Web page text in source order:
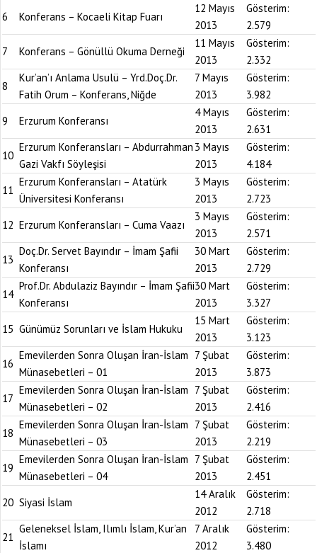
6
Konferans – Kocaeli Kitap Fuarı
12 Mayıs
2013
Gösterim:
2.579
7
Konferans – Gönüllü Okuma Derneği
11 Mayıs
2013
Gösterim:
2.332
8
Kur’an’ı Anlama Usulü – Yrd.Doç.Dr.
Fatih Orum – Konferans, Niğde
7 Mayıs
2013
Gösterim:
3.982
9
Erzurum Konferansı
4 Mayıs
2013
Gösterim:
2.631
10
Erzurum Konferansları – Abdurrahman
Gazi Vakfı Söyleşisi
3 Mayıs
2013
Gösterim:
4.184
11
Erzurum Konferansları – Atatürk
Üniversitesi Konferansı
3 Mayıs
2013
Gösterim:
2.723
12 Erzurum Konferansları – Cuma Vaazı
3 Mayıs
2013
Gösterim:
2.571
13
Doç.Dr. Servet Bayındır – İmam Şafii
Konferansı
30 Mart
2013
Gösterim:
2.729
14
Prof.Dr. Abdulaziz Bayındır – İmam Şafii
Konferansı
30 Mart
2013
Gösterim:
3.327
15 Günümüz Sorunları ve İslam Hukuku
15 Mart
2013
Gösterim:
3.123
16
Emevilerden Sonra Oluşan İran-İslam
Münasebetleri – 01
7 Şubat
2013
Gösterim:
3.873
17
Emevilerden Sonra Oluşan İran-İslam
Münasebetleri – 02
7 Şubat
2013
Gösterim:
2.416
18
Emevilerden Sonra Oluşan İran-İslam
Münasebetleri – 03
7 Şubat
2013
Gösterim:
2.219
19
Emevilerden Sonra Oluşan İran-İslam
Münasebetleri – 04
7 Şubat
2013
Gösterim:
2.451
20 Siyasi İslam
14 Aralık
2012
Gösterim:
2.718
21
Geleneksel İslam, Ilımlı İslam, Kur’an
İslamı
7 Aralık
2012
Gösterim:
3.480